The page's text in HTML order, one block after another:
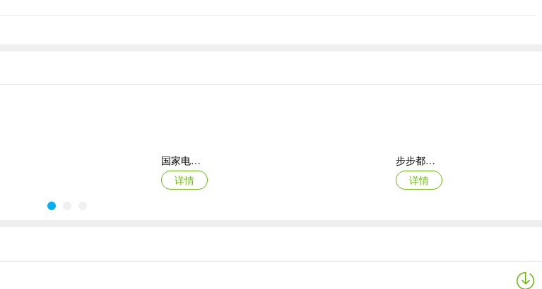
国家电投网络学院app
详情
步步都能记(创作效率工具)
详情
绿联私有云官方版
智能廊下莲湘客户端